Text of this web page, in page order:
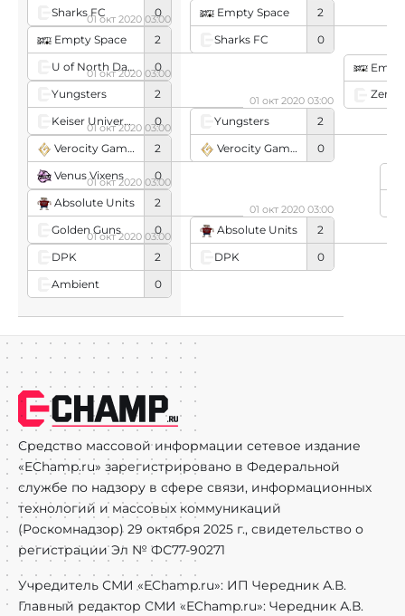
Sharks FC
0
Empty Space
2
U of North Dakota
0
01 окт 2020 03:00
Yungsters
2
Keiser University Sarasota
0
01 окт 2020 03:00
Verocity Gaming
2
Venus Vixens
0
01 окт 2020 03:00
Absolute Units
2
Golden Guns
0
01 окт 2020 03:00
DPK
2
Ambient
0
01 окт 2020 03:00
Empty Space
2
Sharks FC
0
Yungsters
2
Verocity Gaming
0
01 окт 2020 03:00
Absolute Units
2
DPK
0
01 окт 2020 03:00
Zero
Средство массовой информации сетевое издание
«EChamp.ru» зарегистрировано в Федеральной
службе по надзору в сфере связи, информационных
технологий и массовых коммуникаций
(Роскомнадзор) 29 октября 2025 г., свидетельство о
регистрации Эл № ФС77-90271
Учредитель СМИ «EChamp.ru»: ИП Чередник А.В.
Главный редактор СМИ «EChamp.ru»: Чередник А.В.